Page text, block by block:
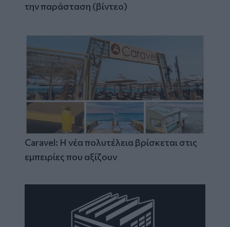
την παράσταση (βίντεο)
Caravel: Η νέα πολυτέλεια βρίσκεται στις
εμπειρίες που αξίζουν